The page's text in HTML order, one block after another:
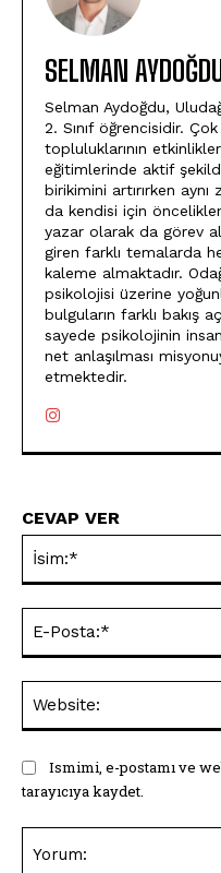
SELMAN
Selman Aydoğdu,
2. Sınıf öğrencisidir.
topluluklarının
eğitimlerinde aktif
birikimini artırırken
da kendisi için
yazar olarak da görev
giren farklı temalarda
kaleme almaktadır.
psikolojisi üzerine
bulguların farklı bakış
sayede psikolojinin
net anlaşılması
etmektedir.
CEVAP VER
Ismimi, e-postamı ve
tarayıcıya kaydet.